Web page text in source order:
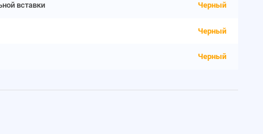
вставки Черный
Черный
Черный